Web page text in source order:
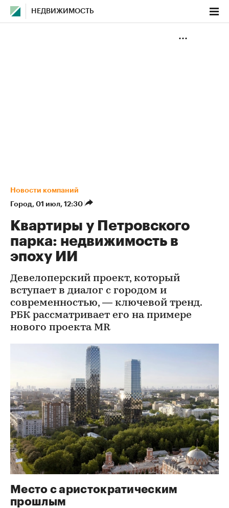
НЕДВИЖИМОСТЬ
Новости компаний
Город⁠, 01 июл, 12:30
Квартиры у Петровского
парка: недвижимость в
эпоху ИИ
Девелоперский проект, который
вступает в диалог с городом и
современностью, — ключевой тренд.
РБК рассматривает его на примере
нового проекта MR
Место с аристократическим
прошлым